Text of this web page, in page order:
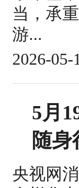
当，承
游...
2026-05-
5月
随身
央视网